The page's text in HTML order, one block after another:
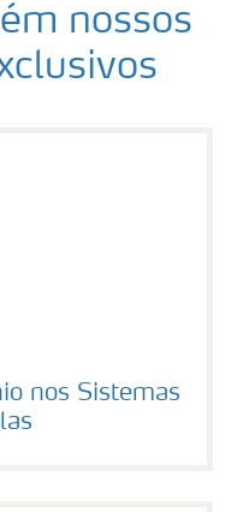
nossos
nos Sistemas